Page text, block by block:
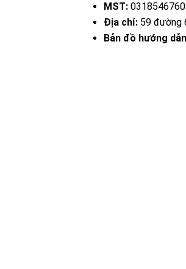
MST: 0318546760
Địa chỉ: 59 đường
Bản đồ hướng